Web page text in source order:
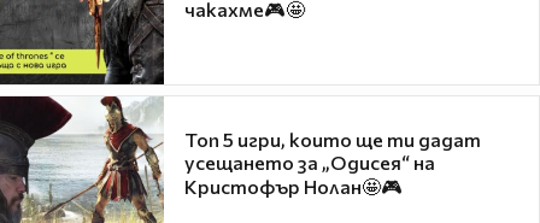
чакахме🎮🤩
Топ 5 игри, които ще ти дадат
усещането за „Одисея“ на
Кристофър Нолан🤩🎮